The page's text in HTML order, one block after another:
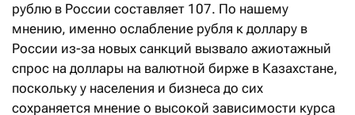
рублю в России составляет 107. По нашему
мнению, именно ослабление рубля к доллару в
России из-за новых санкций вызвало ажиотажный
спрос на доллары на валютной бирже в Казахстане,
поскольку у населения и бизнеса до сих
сохраняется мнение о высокой зависимости курса